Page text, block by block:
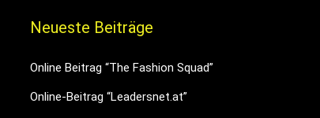
Neueste Beiträge
Online Beitrag “The Fashion Squad”
Online-Beitrag “Leadersnet.at”